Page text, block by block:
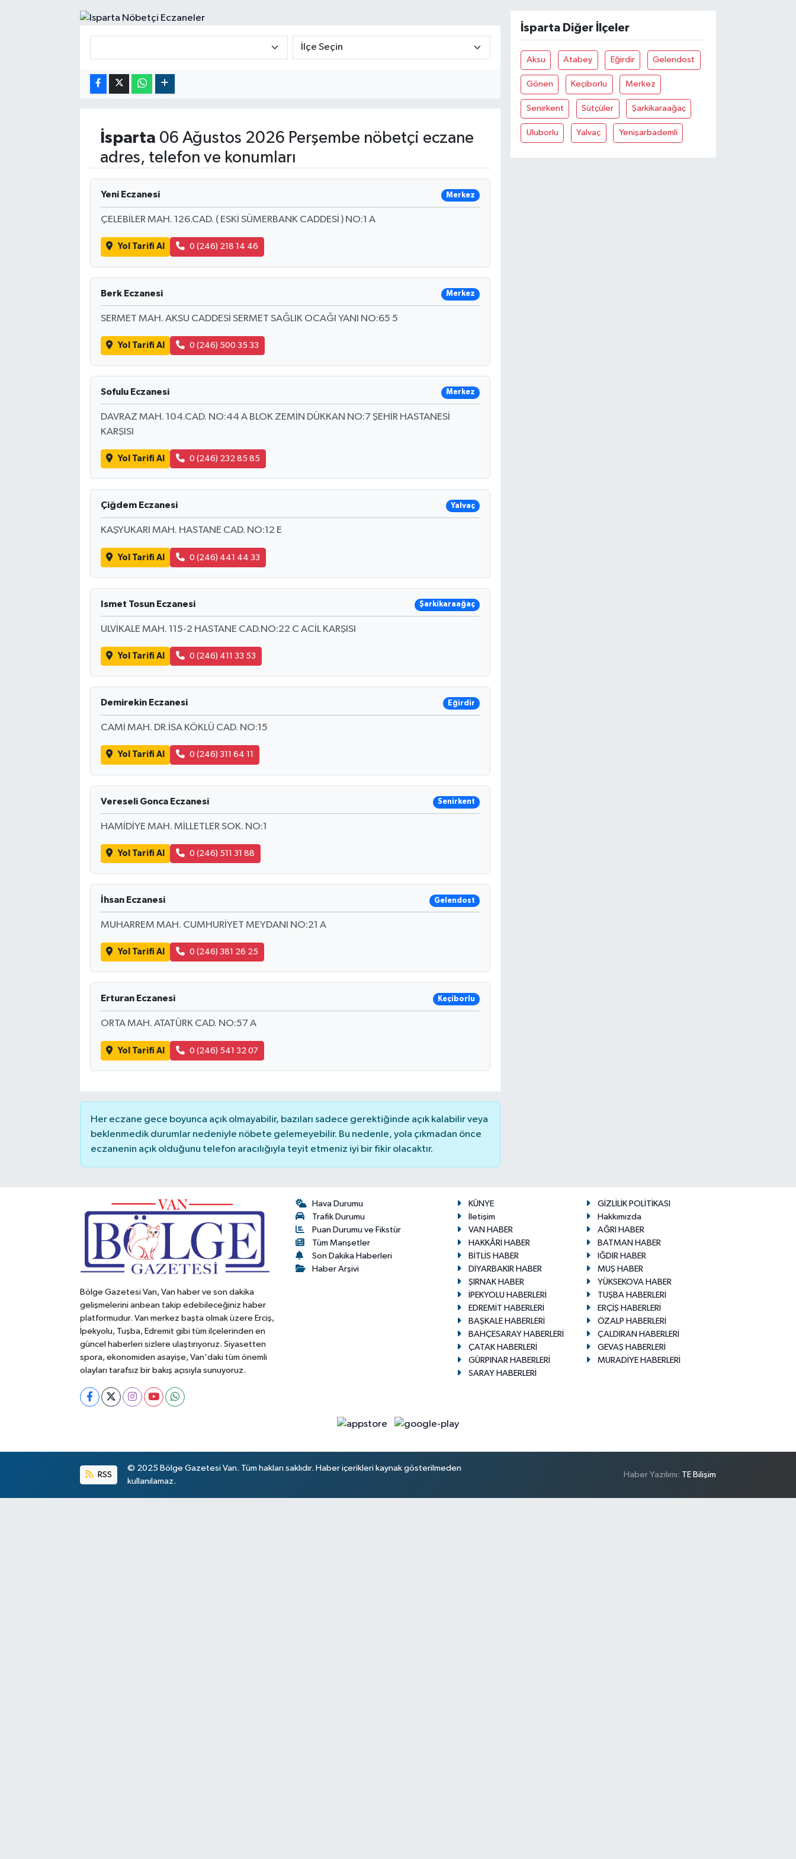
İsparta 06 Ağustos 2026 Perşembe nöbetçi eczane
adres, telefon ve konumları
Yeni Eczanesi Merkez
ÇELEBİLER MAH. 126.CAD. ( ESKİ SÜMERBANK CADDESİ ) NO:1 A
Yol Tarifi Al 0 (246) 218 14 46
Berk Eczanesi Merkez
SERMET MAH. AKSU CADDESİ SERMET SAĞLIK OCAĞI YANI NO:65 5
Yol Tarifi Al 0 (246) 500 35 33
Sofulu Eczanesi Merkez
DAVRAZ MAH. 104.CAD. NO:44 A BLOK ZEMİN DÜKKAN NO:7 ŞEHİR HASTANESİ
KARŞISI
Yol Tarifi Al 0 (246) 232 85 85
Çiğdem Eczanesi Yalvaç
KAŞYUKARI MAH. HASTANE CAD. NO:12 E
Yol Tarifi Al 0 (246) 441 44 33
Ismet Tosun Eczanesi Şarkikaraağaç
ULVİKALE MAH. 115-2 HASTANE CAD.NO:22 C ACİL KARŞISI
Yol Tarifi Al 0 (246) 411 33 53
Demirekin Eczanesi Eğirdir
CAMİ MAH. DR.İSA KÖKLÜ CAD. NO:15
Yol Tarifi Al 0 (246) 311 64 11
Vereseli Gonca Eczanesi Senirkent
HAMİDİYE MAH. MİLLETLER SOK. NO:1
Yol Tarifi Al 0 (246) 511 31 88
İhsan Eczanesi Gelendost
MUHARREM MAH. CUMHURİYET MEYDANI NO:21 A
Yol Tarifi Al 0 (246) 381 26 25
Erturan Eczanesi Keçiborlu
ORTA MAH. ATATÜRK CAD. NO:57 A
Yol Tarifi Al 0 (246) 541 32 07
Her eczane gece boyunca açık olmayabilir, bazıları sadece gerektiğinde açık kalabilir veya
beklenmedik durumlar nedeniyle nöbete gelemeyebilir. Bu nedenle, yola çıkmadan önce
eczanenin açık olduğunu telefon aracılığıyla teyit etmeniz iyi bir fikir olacaktır.
İsparta Diğer İlçeler
Aksu Atabey Eğirdir Gelendost
Gönen Keçiborlu Merkez
Senirkent Sütçüler Şarkikaraağaç
Uluborlu Yalvaç Yenişarbademli
Bölge Gazetesi Van, Van haber ve son dakika
gelişmelerini anbean takip edebileceğiniz haber
platformudur. Van merkez başta olmak üzere Erciş,
İpekyolu, Tuşba, Edremit gibi tüm ilçelerinden en
güncel haberleri sizlere ulaştırıyoruz. Siyasetten
spora, ekonomiden asayişe, Van'daki tüm önemli
olayları tarafsız bir bakış açısıyla sunuyoruz.
Hava Durumu
Trafik Durumu
Puan Durumu ve Fikstür
Tüm Manşetler
Son Dakika Haberleri
Haber Arşivi
KÜNYE
GİZLİLİK POLİTİKASI
İletişim
Hakkımızda
VAN HABER
AĞRI HABER
HAKKÂRİ HABER
BATMAN HABER
BİTLİS HABER
IĞDIR HABER
DİYARBAKIR HABER
MUŞ HABER
ŞIRNAK HABER
YÜKSEKOVA HABER
İPEKYOLU HABERLERİ
TUŞBA HABERLERİ
EDREMİT HABERLERİ
ERÇİŞ HABERLERİ
BAŞKALE HABERLERİ
ÖZALP HABERLERİ
BAHÇESARAY HABERLERİ
ÇALDIRAN HABERLERİ
ÇATAK HABERLERİ
GEVAŞ HABERLERİ
GÜRPINAR HABERLERİ
MURADİYE HABERLERİ
SARAY HABERLERİ
RSS
© 2025 Bölge Gazetesi Van. Tüm hakları saklıdır. Haber içerikleri kaynak gösterilmeden
kullanılamaz.
Haber Yazılımı: TE Bilişim
RESMİ İLANLAR